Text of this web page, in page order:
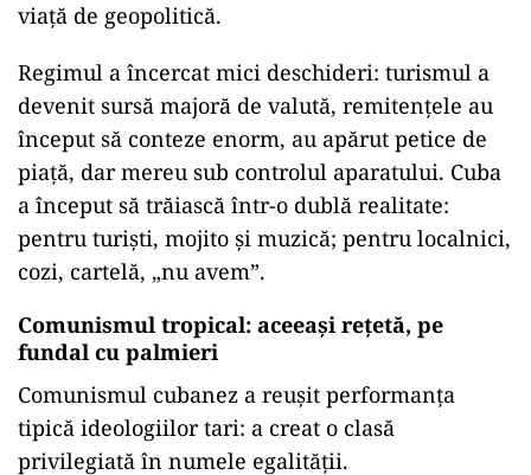
viață de geopolitică.
Regimul a încercat mici deschideri: turismul a
devenit sursă majoră de valută, remitențele au
început să conteze enorm, au apărut petice de
piață, dar mereu sub controlul aparatului. Cuba
a început să trăiască într-o dublă realitate:
pentru turiști, mojito și muzică; pentru localnici,
cozi, cartelă, „nu avem”.
Comunismul tropical: aceeași rețetă, pe
fundal cu palmieri
Comunismul cubanez a reușit performanța
tipică ideologiilor tari: a creat o clasă
privilegiată în numele egalității.